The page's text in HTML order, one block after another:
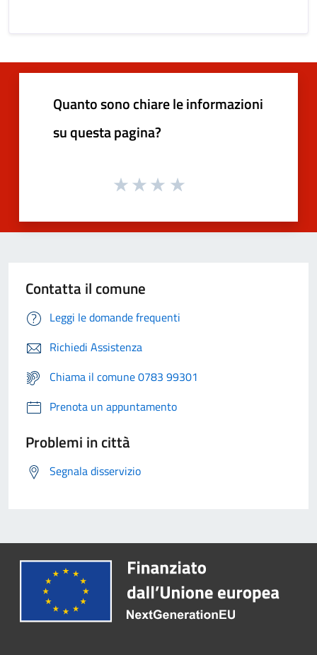
Quanto sono chiare le informazioni
su questa pagina?
Contatta il comune
Leggi le domande frequenti
Richiedi Assistenza
Chiama il comune 0783 99301
Prenota un appuntamento
Problemi in città
Segnala disservizio